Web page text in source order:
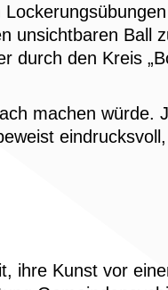
unsichtbaren Ball
durch den Kreis
machen würde.
ihre Kunst vor